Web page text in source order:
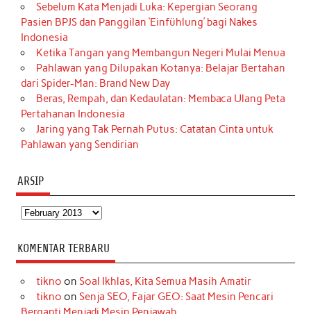
Sebelum Kata Menjadi Luka: Kepergian Seorang
Pasien BPJS dan Panggilan ‘Einfühlung’ bagi Nakes
Indonesia
Ketika Tangan yang Membangun Negeri Mulai Menua
Pahlawan yang Dilupakan Kotanya: Belajar Bertahan
dari Spider-Man: Brand New Day
Beras, Rempah, dan Kedaulatan: Membaca Ulang Peta
Pertahanan Indonesia
Jaring yang Tak Pernah Putus: Catatan Cinta untuk
Pahlawan yang Sendirian
ARSIP
Arsip
KOMENTAR TERBARU
tikno on Soal Ikhlas, Kita Semua Masih Amatir
tikno on Senja SEO, Fajar GEO: Saat Mesin Pencari